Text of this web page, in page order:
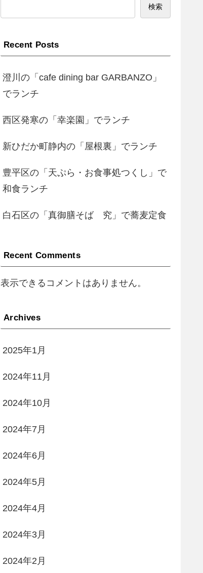
検索
Recent Posts
澄川の「cafe dining bar GARBANZO」
でランチ
西区発寒の「幸楽園」でランチ
新ひだか町静内の「屋根裏」でランチ
豊平区の「天ぷら・お食事処つくし」で
和食ランチ
白石区の「真御膳そば 究」で蕎麦定食
Recent Comments
表示できるコメントはありません。
Archives
2025年1月
2024年11月
2024年10月
2024年7月
2024年6月
2024年5月
2024年4月
2024年3月
2024年2月